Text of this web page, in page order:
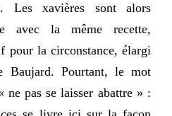
Les xavières sont alors
avec la même recette,
pour la circonstance, élargi
Baujard. Pourtant, le mot
ne pas se laisser abattre » :